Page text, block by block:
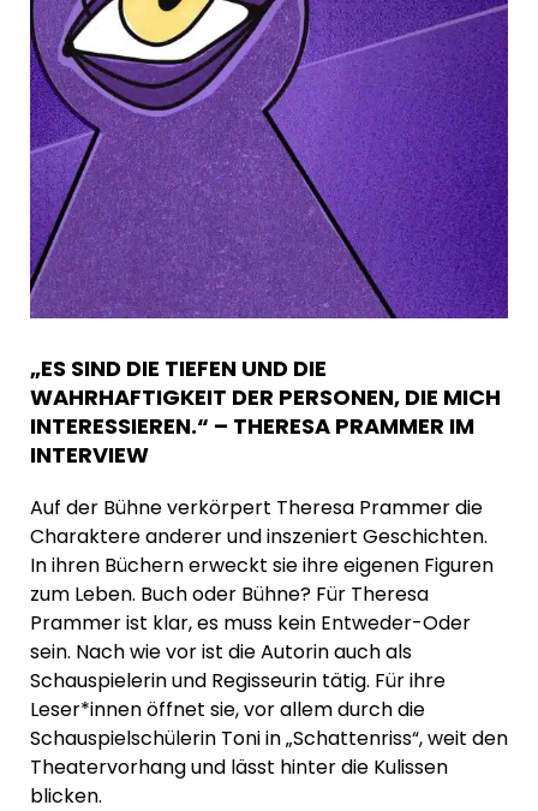
„ES SIND DIE TIEFEN UND DIE
WAHRHAFTIGKEIT DER PERSONEN, DIE MICH
INTERESSIEREN.“ – THERESA PRAMMER IM
INTERVIEW
Auf der Bühne verkörpert Theresa Prammer die
Charaktere anderer und inszeniert Geschichten.
In ihren Büchern erweckt sie ihre eigenen Figuren
zum Leben. Buch oder Bühne? Für Theresa
Prammer ist klar, es muss kein Entweder-Oder
sein. Nach wie vor ist die Autorin auch als
Schauspielerin und Regisseurin tätig. Für ihre
Leser*innen öffnet sie, vor allem durch die
Schauspielschülerin Toni in „Schattenriss“, weit den
Theatervorhang und lässt hinter die Kulissen
blicken.